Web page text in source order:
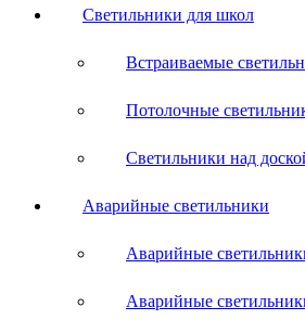
Светильники для школ
Встраиваемые
Потолочные
Светильники над
Аварийные светильники
Аварийные
Аварийные